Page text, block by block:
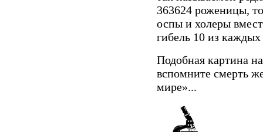
363624 роженицы,
оспы и холеры
гибель 10 из
Подобная картина
вспомните смерть
мире»...